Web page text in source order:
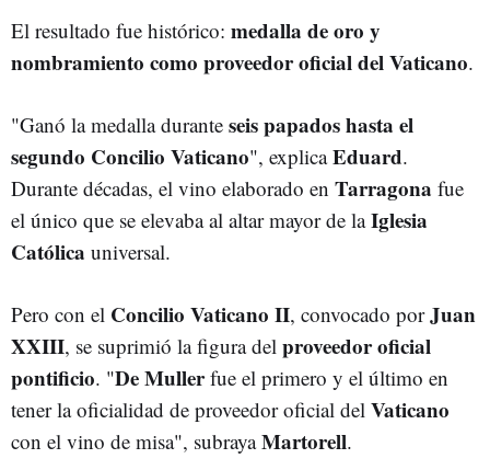
El resultado fue histórico: medalla de oro y
nombramiento como proveedor oficial del Vaticano.
"Ganó la medalla durante seis papados hasta el
segundo Concilio Vaticano", explicaEduard.
Durante décadas, el vino elaborado en Tarragona fue
el único que se elevaba al altar mayor de laIglesia
Católica universal.
Pero con el Concilio Vaticano II, convocado porJuan
XXIII, se suprimió la figura del proveedor oficial
pontificio. "De Mullerfue el primero y el último en
tener la oficialidad de proveedor oficial del Vaticano
con el vino de misa", subrayaMartorell.